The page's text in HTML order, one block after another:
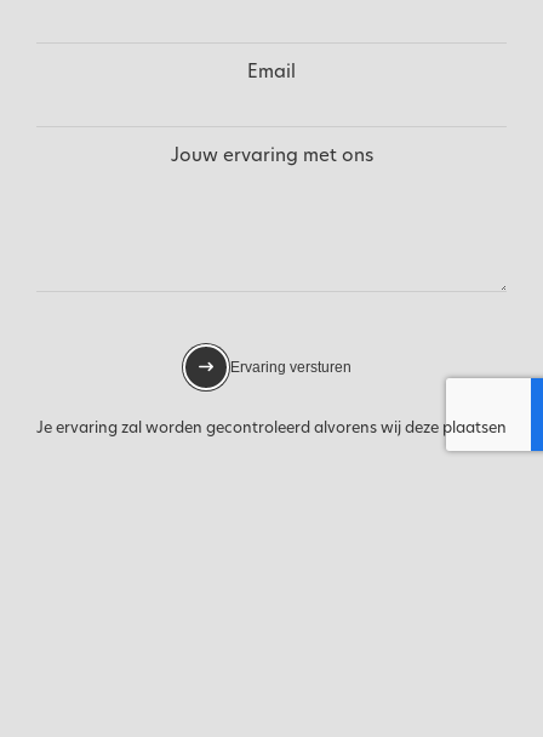
Email
Jouw ervaring met ons
Ervaring versturen
Je ervaring zal worden gecontroleerd alvorens wij deze plaatsen